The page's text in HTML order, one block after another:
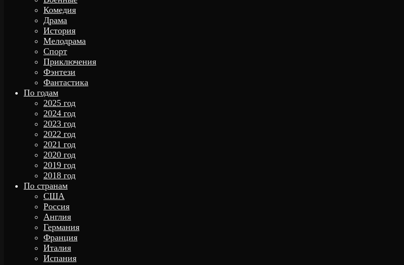
Комедия
Драма
История
Мелодрама
Спорт
Приключения
Фэнтези
Фантастика
По годам
2025 год
2024 год
2023 год
2022 год
2021 год
2020 год
2019 год
2018 год
По странам
США
Россия
Англия
Германия
Франция
Италия
Испания